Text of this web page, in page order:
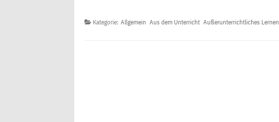
Kategorie: Allgemein Aus dem Unterricht Außerunterrichtliches Lernen